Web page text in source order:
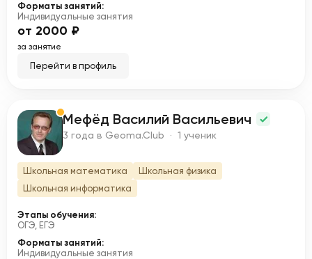
Форматы занятий:
Индивидуальные занятия
от 2000 ₽
за занятие
Перейти в профиль
М Мефёд Василий Васильевич
3 года в Geoma.Club · 1 ученик
Школьная математика
Школьная физика
Школьная информатика
Этапы обучения:
ОГЭ, ЕГЭ
Форматы занятий:
Индивидуальные занятия